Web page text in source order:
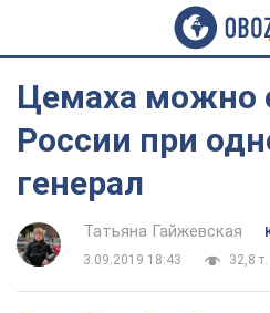
Цемаха можно
России при
генерал
Татьяна Гайжевская
3.09.2019 18:43
32,8 т.